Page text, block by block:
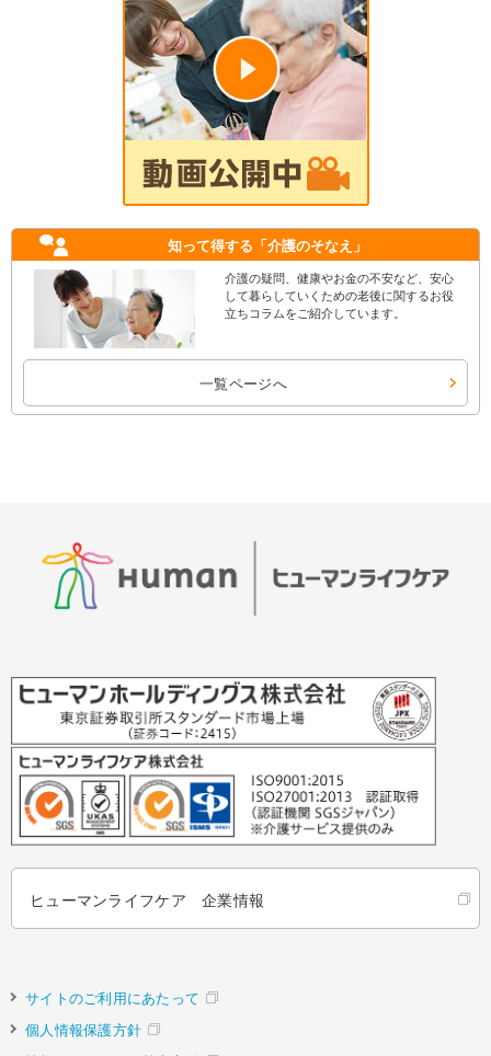
知って得する 「介護のそなえ」
介護の疑問、健康やお金の不安など、安心
して暮らしていくための老後に関するお役
立ちコラムをご紹介しています。
一覧ページへ
ヒューマンライフケア 企業情報
サイトのご利用にあたって
個人情報保護方針